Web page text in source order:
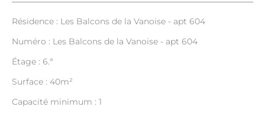
Résidence : Les Balcons de la Vanoise - apt 604
Numéro : Les Balcons de la Vanoise - apt 604
Étage : 6.ª
Surface : 40m²
Capacité minimum : 1